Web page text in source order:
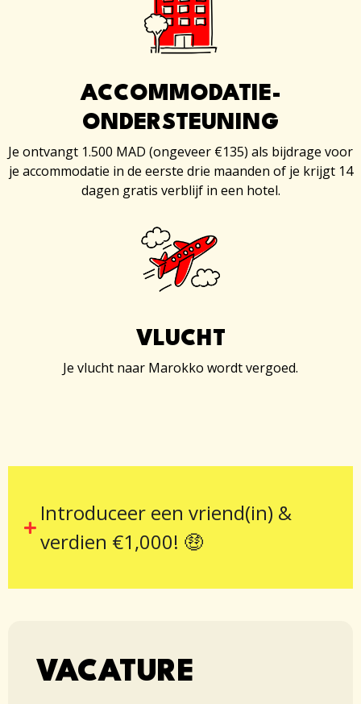
ACCOMMODATIE-
ONDERSTEUNING
Je ontvangt 1.500 MAD (ongeveer €135) als bijdrage voor
je accommodatie in de eerste drie maanden of je krijgt 14
dagen gratis verblijf in een hotel.
VLUCHT
Je vlucht naar Marokko wordt vergoed.
Introduceer een vriend(in) &
verdien €1,000! 🤑
VACATURE